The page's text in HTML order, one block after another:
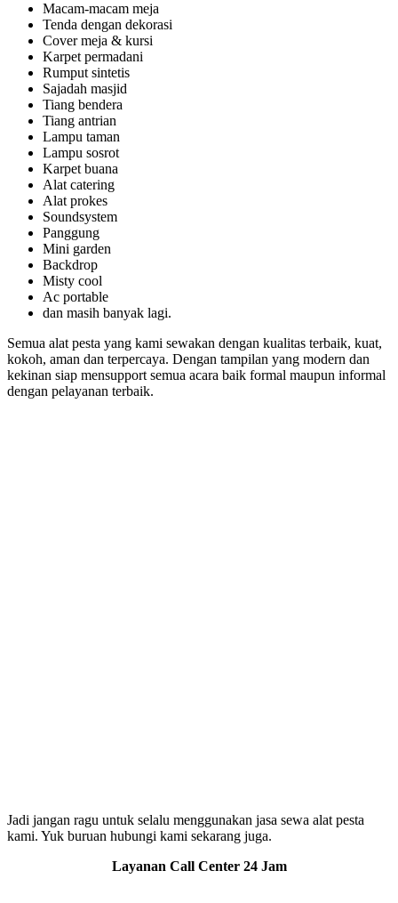
Macam-macam meja
Tenda dengan dekorasi
Cover meja & kursi
Karpet permadani
Rumput sintetis
Sajadah masjid
Tiang bendera
Tiang antrian
Lampu taman
Lampu sosrot
Karpet buana
Alat catering
Alat prokes
Soundsystem
Panggung
Mini garden
Backdrop
Misty cool
Ac portable
dan masih banyak lagi.
Semua alat pesta yang kami sewakan dengan kualitas terbaik, kuat,
kokoh, aman dan terpercaya. Dengan tampilan yang modern dan
kekinan siap mensupport semua acara baik formal maupun informal
dengan pelayanan terbaik.
Jadi jangan ragu untuk selalu menggunakan jasa sewa alat pesta
kami. Yuk buruan hubungi kami sekarang juga.
Layanan Call Center 24 Jam